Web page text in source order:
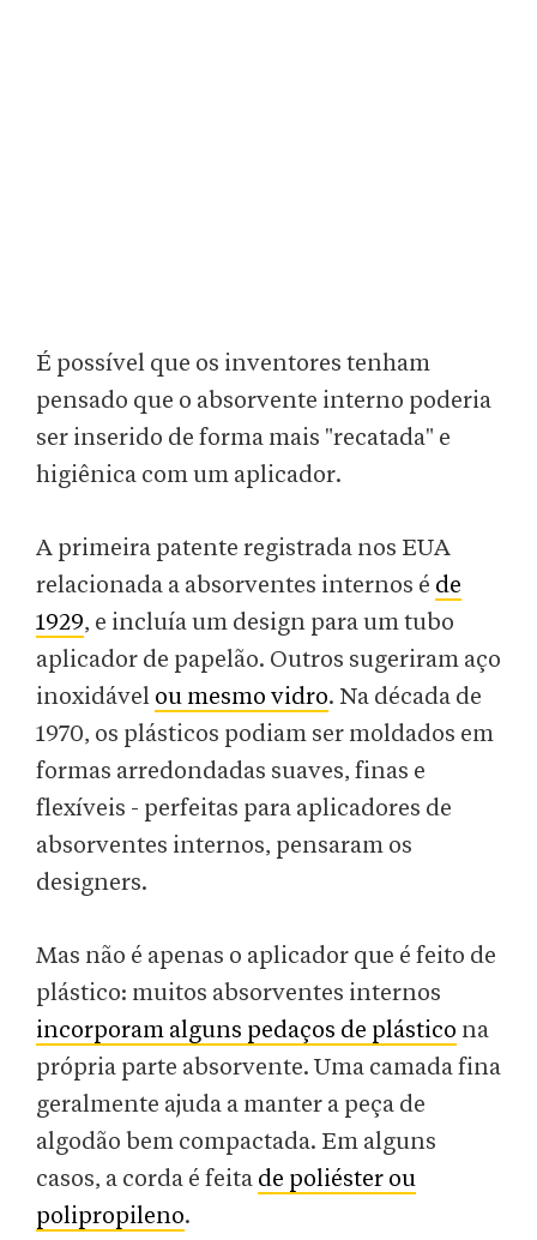
É possível que os inventores tenham
pensado que o absorvente interno poderia
ser inserido de forma mais "recatada" e
higiênica com um aplicador.
A primeira patente registrada nos EUA
relacionada a absorventes internos é de
1929, e incluía um design para um tubo
aplicador de papelão. Outros sugeriram aço
inoxidável ou mesmo vidro. Na década de
1970, os plásticos podiam ser moldados em
formas arredondadas suaves, finas e
flexíveis - perfeitas para aplicadores de
absorventes internos, pensaram os
designers.
Mas não é apenas o aplicador que é feito de
plástico: muitos absorventes internos
incorporam alguns pedaços de plástico na
própria parte absorvente. Uma camada fina
geralmente ajuda a manter a peça de
algodão bem compactada. Em alguns
casos, a corda é feita de poliéster ou
polipropileno.